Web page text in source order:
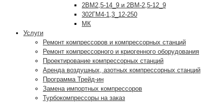
2ВМ2,5-14_9 и 2ВМ-2,5-12_9
302ГМ4-1,3_12-250
МК
Услуги
Ремонт компрессоров и компрессорных станций
Ремонт компрессорного и криогенного оборудования
Проектирование компрессорных станций
Аренда воздушных, азотных компрессорных станций
Программа Трейд-ин
Замена импортных компрессоров
Турбокомпрессоры на заказ